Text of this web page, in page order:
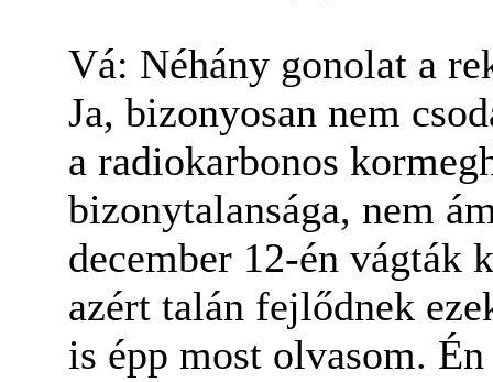
Vá: Néhány gonolat a
Ja, bizonyosan nem
a radiokarbonos
bizonytalansága, nem
december 12-én vágták
azért talán fejlődnek
is épp most olvasom.